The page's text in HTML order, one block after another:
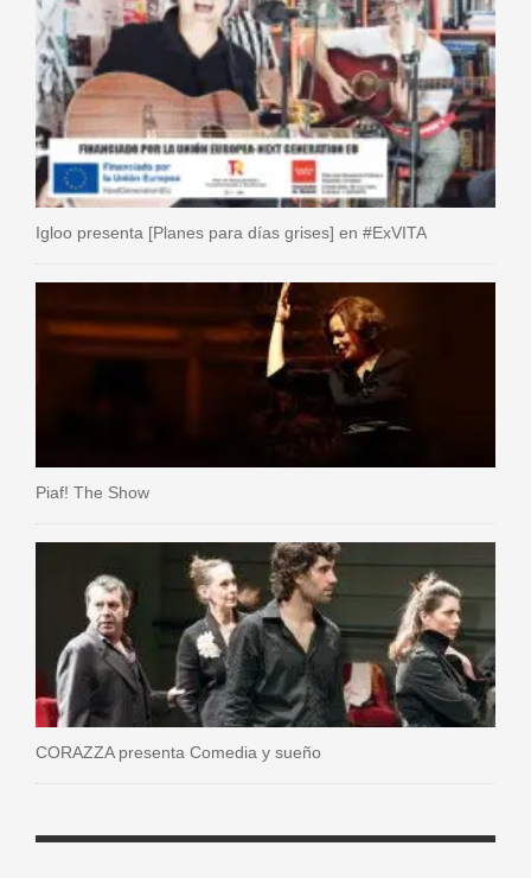
Igloo presenta [Planes para días grises] en #ExVITA
Piaf! The Show
CORAZZA presenta Comedia y sueño